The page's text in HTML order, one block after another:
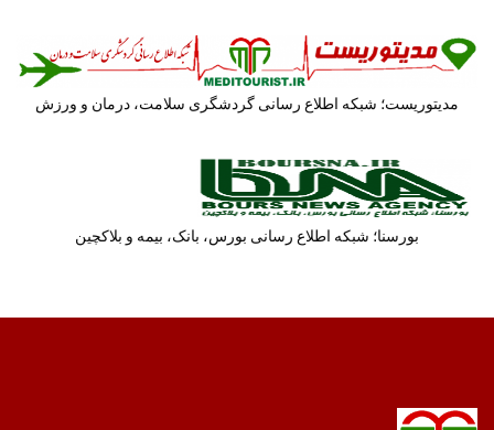
مدیتوریست؛ شبکه اطلاع رسانی گردشگری سلامت، درمان و ورزش
بورسنا؛ شبکه اطلاع رسانی بورس، بانک، بیمه و بلاکچین